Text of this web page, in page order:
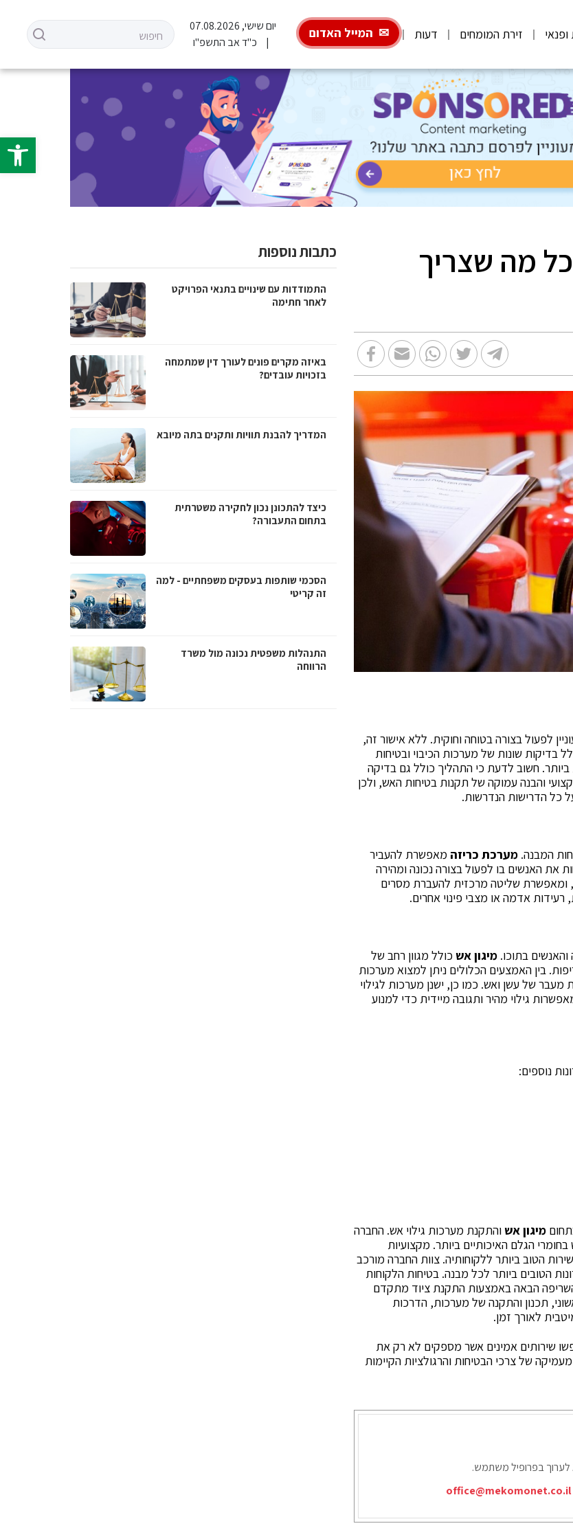
פתח
זירת המומחים דעות המייל האדום
יום שישי, 07.08.2026
כ"ד אב התשפ"ו
כל מה שצריך
לפעול בצורה בטוחה וחוקית. ללא אישור זה,
בדיקות שונות של מערכות הכיבוי ובטיחות
חשוב לדעת כי התהליך כולל גם בדיקה
והבנה עמוקה של תקנות בטיחות האש, ולכן
כל הדרישות הנדרשות.
המבנה. מערכת כריזה מאפשרת להעביר
את האנשים בו לפעול בצורה נכונה ומהירה
ומאפשרת שליטה מרכזית להעברת מסרים
רעידות אדמה או מצבי פינוי אחרים.
בתוכו. מיגון אש כולל מגוון רחב של
בין האמצעים הכלולים ניתן למצוא מערכות
מעבר של עשן ואש. כמו כן, ישנן מערכות לגילוי
גילוי מהיר ותגובה מיידית כדי למנוע
נוספים:
מיגון אשוהתקנת מערכות גילוי אש. החברה
הגלם האיכותיים ביותר. מקצועיות
הטוב ביותר ללקוחותיה. צוות החברה מורכב
הטובים ביותר לכל מבנה. בטיחות הלקוחות
הבאה באמצעות התקנת ציוד מתקדם
תכנון והתקנה של מערכות, הדרכות
לאורך זמן.
שירותים אמינים אשר מספקים לא רק את
של צרכי הבטיחות והרגולציות הקיימות
לערוך בפרופיל משתמש.
office@mekomonet.co.il
כתבות נוספות
התמודדות עם שינויים בתנאי הפרויקט
לאחר חתימה
באיזה מקרים פונים לעורך דין שמתמחה
בזכויות עובדים?
המדריך להבנת תוויות ותקנים בתה מיובא
כיצד להתכונן נכון לחקירה משטרתית
בתחום התעבורה?
הסכמי שותפות בעסקים משפחתיים - למה
זה קריטי
התנהלות משפטית נכונה מול משרד
הרווחה